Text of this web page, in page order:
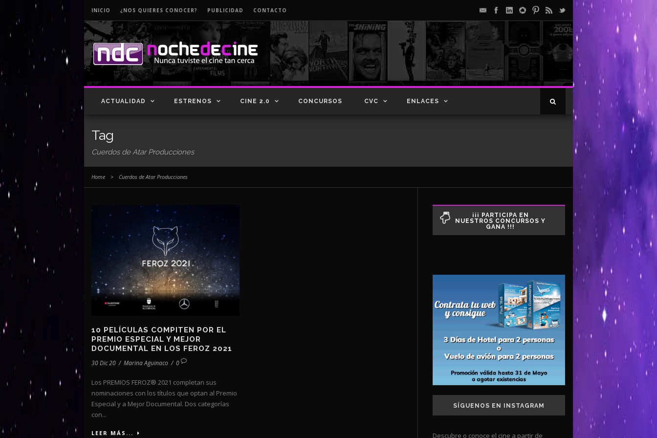
INICIO ¿NOS QUIERES CONOCER? PUBLICIDAD CONTACTO
ACTUALIDAD ESTRENOS CINE 2.0 CONCURSOS CVC ENLACES
Tag
Cuerdos de Atar Producciones
Home > Cuerdos de Atar Producciones
10 PELÍCULAS COMPITEN POR EL
PREMIO ESPECIAL Y MEJOR
DOCUMENTAL EN LOS FEROZ 2021
30 Dic 20 / Marina Aguinaco / 0
Los PREMIOS FEROZ® 2021 completan sus
nominaciones con los títulos que optan al Premio
Especial y a Mejor Documental. Dos categorías
con...
LEER MÁS...
¡¡¡ PARTICIPA EN
NUESTROS CONCURSOS Y
GANA !!!
SÍGUENOS EN INSTAGRAM
Descubre o conoce el cine a partir de